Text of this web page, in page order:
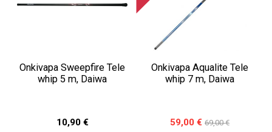
Onkivapa Sweepfire Tele
whip 5 m, Daiwa
10,90 €
Onkivapa Aqualite Tele
whip 7 m, Daiwa
59,00 € 69,00 €